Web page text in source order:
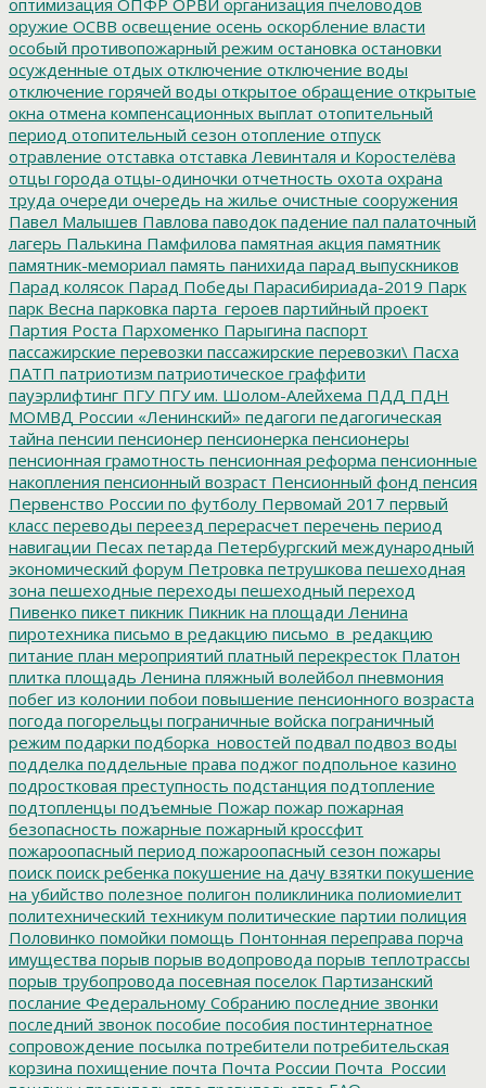
оружие ОСВВ освещение осень оскорбление власти
особый противопожарный режим остановка остановки
осужденные отдых отключение отключение воды
отключение горячей воды открытое обращение открытые
окна отмена компенсационных выплат отопительный
период отопительный сезон отопление отпуск
отравление отставка отставка Левинталя и Коростелёва
отцы города отцы-одиночки отчетность охота охрана
труда очереди очередь на жилье очистные сооружения
Павел Малышев Павлова паводок падение пал палаточный
лагерь Палькина Памфилова памятная акция памятник
памятник-мемориал память панихида парад выпускников
Парад колясок Парад Победы Парасибириада-2019 Парк
парк Весна парковка парта_героев партийный проект
Партия Роста Пархоменко Парыгина паспорт
пассажирские перевозки пассажирские перевозки\ Пасха
ПАТП патриотизм патриотическое граффити
пауэрлифтинг ПГУПГУ им. Шолом-Алейхема ПДД ПДН
МОМВД России «Ленинский» педагоги педагогическая
тайна пенсии пенсионер пенсионерка пенсионеры
пенсионная грамотность пенсионная реформа пенсионные
накопления пенсионный возраст Пенсионный фонд пенсия
Первенство России по футболу Первомай 2017 первый
класс переводы переезд перерасчет перечень период
навигации Песах петарда Петербургский международный
экономический форум Петровка петрушкова пешеходная
зона пешеходные переходы пешеходный переход
Пивенко пикет пикник Пикник на площади Ленина
пиротехника письмо в редакцию письмо_в_редакцию
питание план мероприятий платный перекресток Платон
плитка площадь Ленина пляжный волейбол пневмония
побег из колонии побои повышение пенсионного возраста
погода погорельцы пограничные войска пограничный
режим подарки подборка_новостей подвал подвоз воды
подделка поддельные права поджог подпольное казино
подростковая преступность подстанция подтопление
подтопленцы подъемные Пожар пожар пожарная
безопасность пожарные пожарный кроссфит
пожароопасный период пожароопасный сезон пожары
поиск поиск ребенка покушение на дачу взятки покушение
на убийство полезное полигон поликлиника полиомиелит
политехнический техникум политические партии полиция
Половинко помойки помощь Понтонная переправа порча
имущества порыв порыв водопровода порыв теплотрассы
порыв трубопровода посевная поселок Партизанский
послание Федеральному Собранию последние звонки
последний звонок пособие пособия постинтернатное
сопровождение посылка потребители потребительская
корзина похищение почта Почта России Почта_России